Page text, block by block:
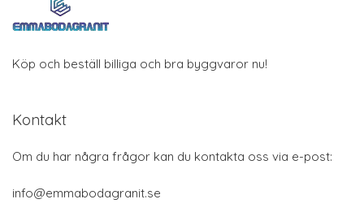
Köp och beställ billiga och bra byggvaror nu!
Kontakt
Om du har några frågor kan du kontakta oss via e-post:
info@emmabodagranit.se